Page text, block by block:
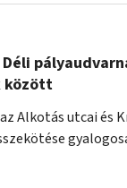
között
Alkotás utcai és